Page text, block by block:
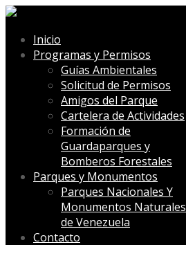
Inicio
Programas y Permisos
Guías Ambientales
Solicitud de Permisos
Amigos del Parque
Cartelera de Actividades
Formación de
Guardaparques y
Bomberos Forestales
Parques y Monumentos
Parques Nacionales Y
Monumentos Naturales
de Venezuela
Contacto